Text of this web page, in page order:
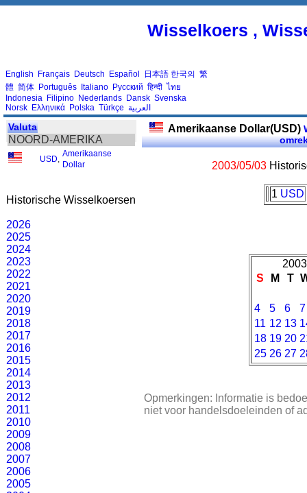
Wisselkoers ,
English Français Deutsch Español 日本語 한국의 繁
體 简体 Português Italiano Русский हिन्दी ไทย
Indonesia Filipino Nederlands Dansk Svenska
Norsk Ελληνικά Polska Türkçe العربية
Valuta
NOORD-AMERIKA
USD
Amerikaanse
Dollar
Historische Wisselkoersen
2026
2025
2024
2023
2022
2021
2020
2019
2018
2017
2016
2015
2014
2013
2012
2011
2010
2009
2008
2007
2006
2005
Amerikaanse Dollar(USD)
2003/05/03
1 USD
S
M T
4 5 6
7
11 12 13
18 19 20
25 26 27
Opmerkingen: Informatie is
niet voor handelsdoeleinden of